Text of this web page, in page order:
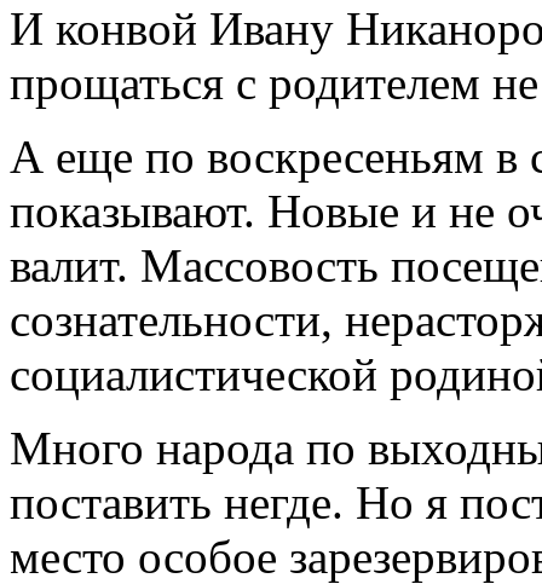
И конвой Ивану
прощаться с родителем
А еще по воскресеньям в
показывают. Новые и не
валит. Массовость
сознательности,
социалистической
Много народа по
поставить негде. Но я
место особое